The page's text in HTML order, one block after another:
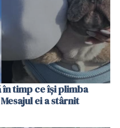
timp ce își plimba
ei a stârnit